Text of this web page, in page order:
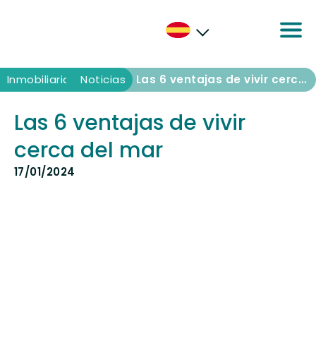
Inmobiliaria
Inmobiliaria Noticias Las 6 ventajas de vivir cerca del mar
Las 6 ventajas de vivir
cerca del mar
17/01/2024